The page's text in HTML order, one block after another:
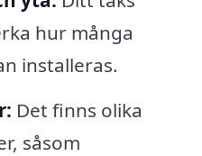
hur många
installeras.
Det finns olika
såsom